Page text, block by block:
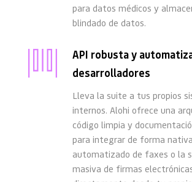
para datos médicos y
blindado de datos.
API robusta y
desarrolladores
Lleva la suite a tus propios
internos. Alohi ofrece una
código limpia y
para integrar de forma
automatizado de faxes o la
masiva de firmas